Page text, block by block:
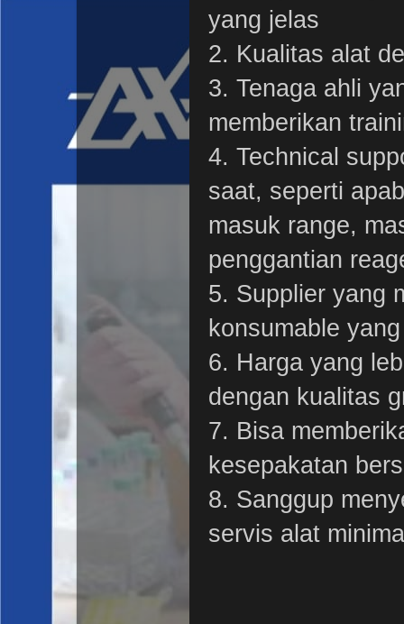
yang jelas
2. Kualitas alat
3. Tenaga ahli
memberikan
4. Technical
saat, seperti
masuk range,
penggantian
5. Supplier yang
konsumable
6. Harga yang
dengan kualitas
7. Bisa
kesepakatan
8. Sanggup
servis alat